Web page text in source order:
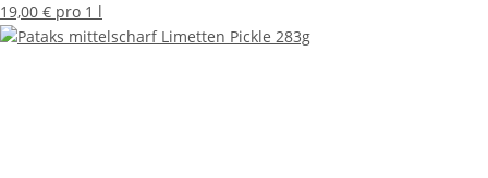
19,00 € pro 1 l